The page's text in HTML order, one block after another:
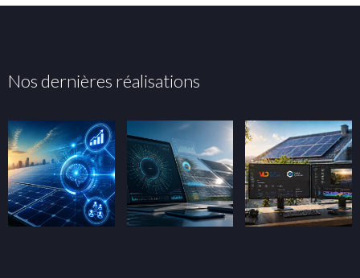
Nos dernières réalisations